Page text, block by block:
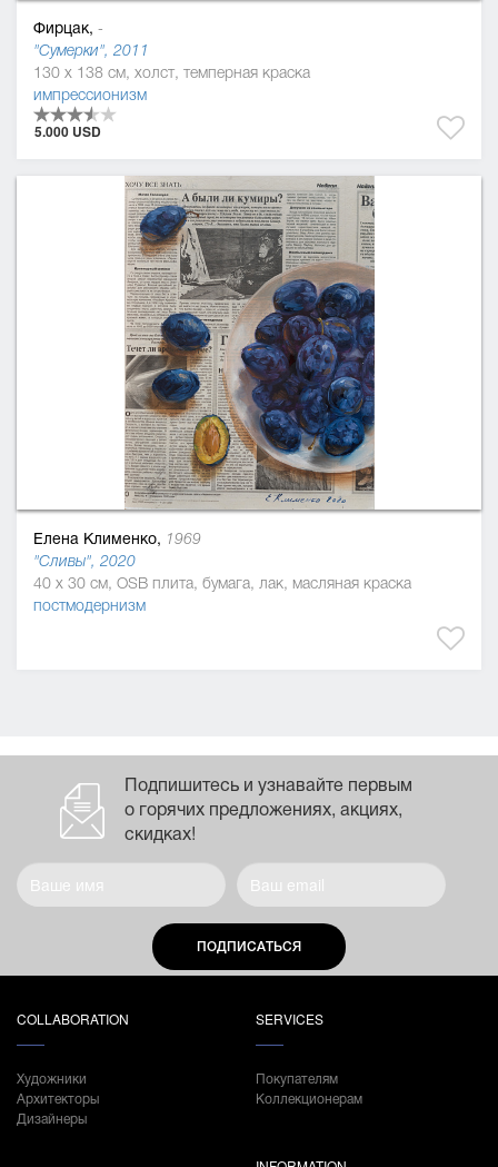
Фирцак, -
"Сумерки", 2011
130 x 138 см, холст, темперная краска
импрессионизм
5.000 USD
Елена Клименко, 1969
"Сливы", 2020
40 x 30 см, OSB плита, бумага, лак, масляная краска
постмодернизм
Подпишитесь и узнавайте первым
о горячих предложениях, акциях,
скидках!
ПОДПИСАТЬСЯ
COLLABORATION
Художники
Архитекторы
Дизайнеры
SERVICES
Покупателям
Коллекционерам